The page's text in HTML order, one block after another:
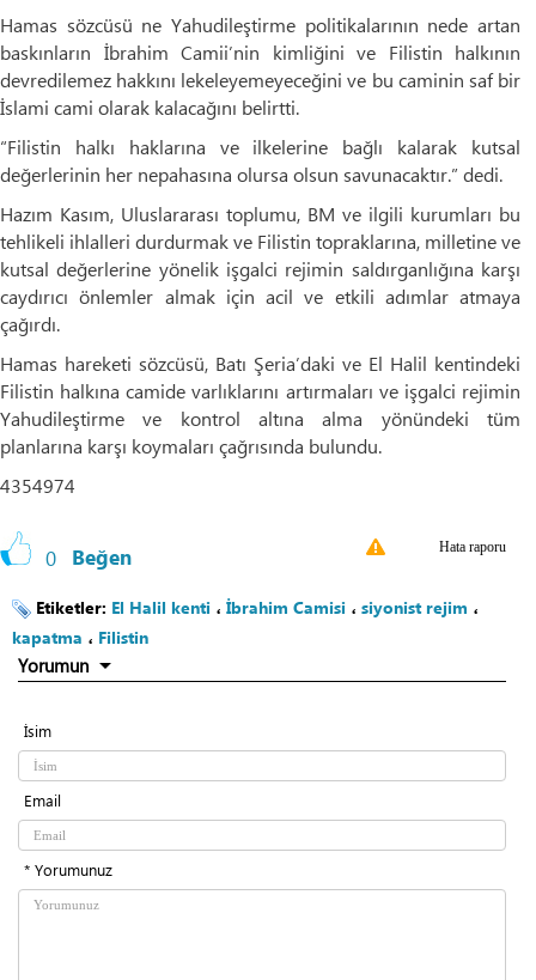
Hamas sözcüsü ne Yahudileştirme politikalarının nede artan
baskınların İbrahim Camii’nin kimliğini ve Filistin halkının
devredilemez hakkını lekeleyemeyeceğini ve bu caminin saf bir
İslami cami olarak kalacağını belirtti.
“Filistin halkı haklarına ve ilkelerine bağlı kalarak kutsal
değerlerinin her nepahasına olursa olsun savunacaktır.” dedi.
Hazım Kasım, Uluslararası toplumu, BM ve ilgili kurumları bu
tehlikeli ihlalleri durdurmak ve Filistin topraklarına, milletine ve
kutsal değerlerine yönelik işgalci rejimin saldırganlığına karşı
caydırıcı önlemler almak için acil ve etkili adımlar atmaya
çağırdı.
Hamas hareketi sözcüsü, Batı Şeria’daki ve El Halil kentindeki
Filistin halkına camide varlıklarını artırmaları ve işgalci rejimin
Yahudileştirme ve kontrol altına alma yönündeki tüm
planlarına karşı koymaları çağrısında bulundu.
4354974
0 Beğen Hata raporu
Etiketler: El Halil kenti ، İbrahim Camisi ، siyonist rejim ،
kapatma ، Filistin
Yorumun
İsim
Email
* Yorumunuz